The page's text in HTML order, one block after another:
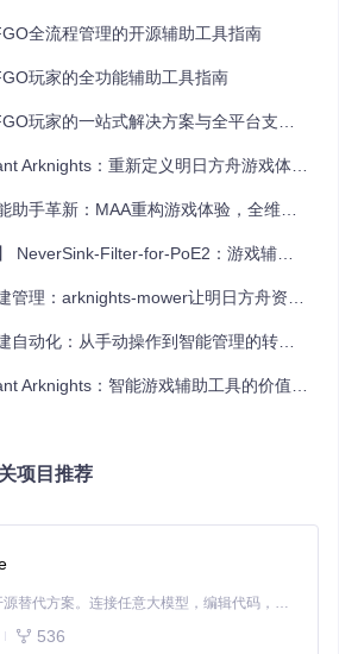
一解决。
的功能矩阵
者培养全流程管理
Chaldea的规划系统能帮你制定清晰的培
者并设置目标等级与技能，系统会自动计
口数量，并根据获取难度排序，让你优先
者批量规划，系统会智能优化素材分配
难本阵容调试方案
，Laplace战斗模拟器让你可以自由配置
果。通过模拟不同回合的操作选择，你可
，优化技能释放顺序，找到最稳定的通关
机数生成参数，模拟不同概率情况下的
略的容错性。
全流程管理的开源辅助工具指南
玩家的全功能辅助工具指南
玩家的一站式解决方案与全平台支持指南
：重新定义明日方舟游戏体验的开源辅助工具
革新：MAA重构游戏体验，全维度解放玩家双手
Filter-for-PoE2：游戏辅助利器，提升战斗体验
：arknights-mower让明日方舟资源产出效率提升50%
动化：从手动操作到智能管理的转型指南
：智能游戏辅助工具的价值重构与效率提升指南
项目推荐
Claude Code 的开源替代方案。连接任意大模型，编辑代码，运行命令，自动验证 — 全自动执行。用 Rust 构建，极致性能。 ｜ An open-source alternative to Claude Code. Connect any LLM, edit code, run commands, and verify changes — autonomously. Built in Rust for speed. Get Started
536